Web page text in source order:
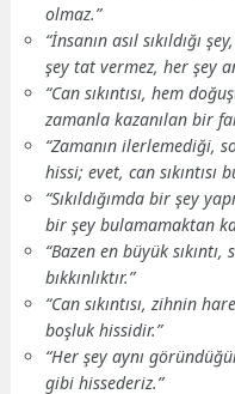
olmaz.”
“İnsanın asıl sıkıldığı
şey tat vermez, her şey
“Can sıkıntısı, hem
zamanla kazanılan bir
“Zamanın ilerlemediği,
hissi; evet, can sıkıntısı
“Sıkıldığımda bir şey
bir şey bulamamaktan
“Bazen en büyük
bıkkınlıktır.”
“Can sıkıntısı, zihnin
boşluk hissidir.”
“Her şey aynı
gibi hissederiz.”